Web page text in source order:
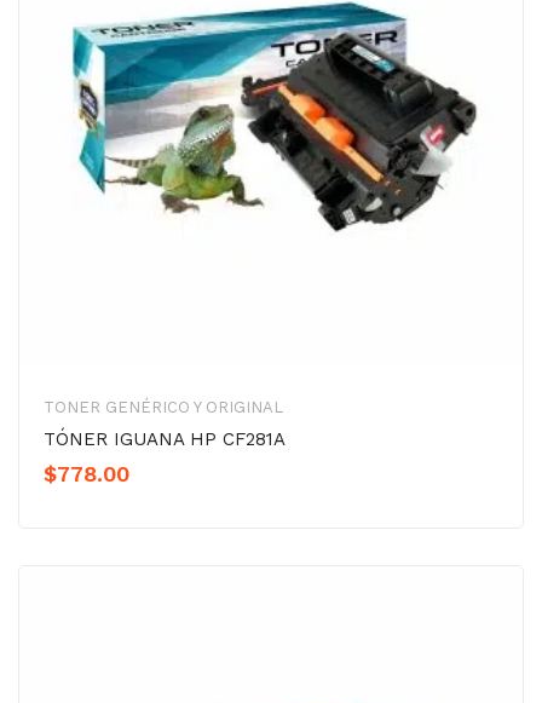
TONER GENÉRICO Y ORIGINAL
TÓNER IGUANA HP CF281A
$778.00